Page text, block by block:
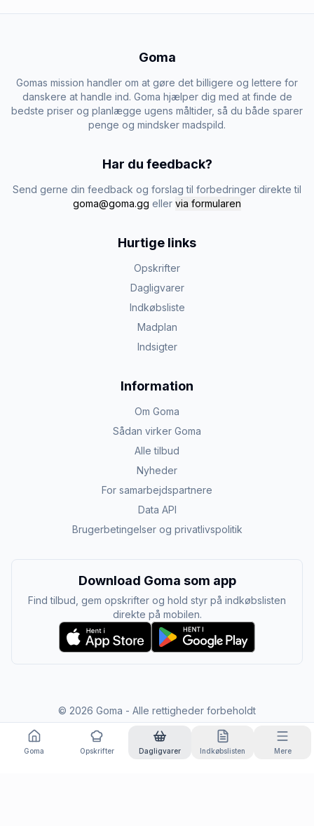
Goma
Gomas mission handler om at gøre det billigere og lettere for
danskere at handle ind. Goma hjælper dig med at finde de
bedste priser og planlægge ugens måltider, så du både sparer
penge og mindsker madspild.
Har du feedback?
Send gerne din feedback og forslag til forbedringer direkte til
goma@goma.gg eller via formularen
Hurtige links
Opskrifter
Dagligvarer
Indkøbsliste
Madplan
Indsigter
Information
Om Goma
Sådan virker Goma
Alle tilbud
Nyheder
For samarbejdspartnere
Data API
Brugerbetingelser og privatlivspolitik
Download Goma som app
Find tilbud, gem opskrifter og hold styr på indkøbslisten
direkte på mobilen.
© 2026 Goma - Alle rettigheder forbeholdt
Goma Opskrifter Dagligvarer Indkøbslisten Mere